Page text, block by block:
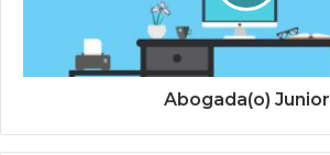
Abogada(o) Junior